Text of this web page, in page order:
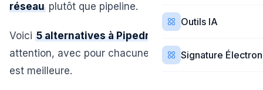
Outils IA
Signature
réseau plutôt que pipeline.
Voici 5 alternatives à Pipedrive
attention, avec pour chacune le cas précis où elle
est meilleure.